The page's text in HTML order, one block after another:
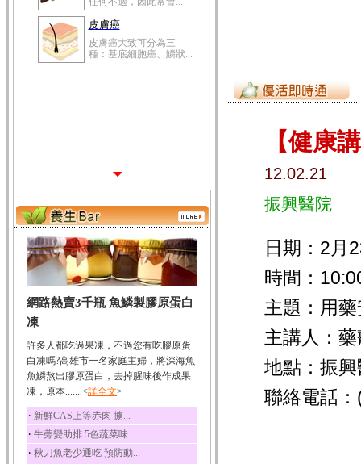
皮膚癌
皮膚癌大致可分為三
種：基底細胞癌、鱗狀...
網路熱賣3千瓶 魚鱗製膠原蛋白
凍
許多人都吃過果凍，不過您有吃膠原蛋
白凍嗎?高雄市一名家庭主婦，將深海魚
魚鱗熬出膠原蛋白，去掉腥味後作成果
凍，原本.......<詳全文>
‧ 新鮮CAS上等赤肉 擄...
‧ 牛蒡變助排 5色蔬菜味...
‧ 秋刀魚老少通吃 預防動...
【健康
12.02.21
振興醫院
日期：2月
時間：
主題：用
主講人：
地點：振
聯絡電話